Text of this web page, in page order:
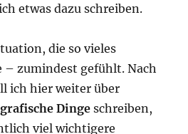
etwas dazu schreiben.
die so vieles
– zumindest gefühlt. Nach
ich hier weiter über
Dinge schreiben,
viel wichtigere